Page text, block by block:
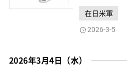
在日米軍
2026-3-5
2026年3月4日（水）